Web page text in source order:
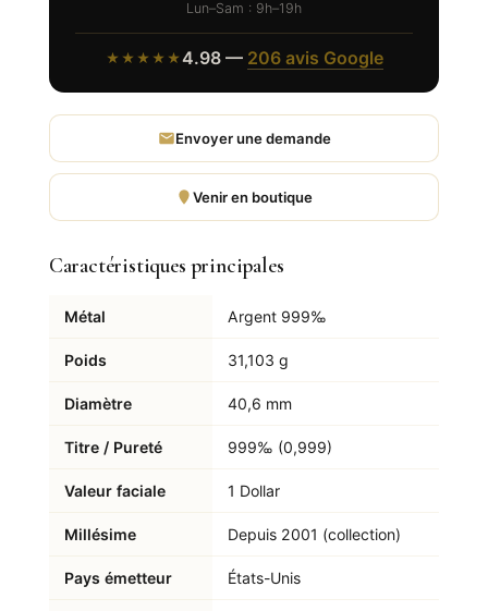
Lun–Sam : 9h–19h
★★★★★ 4.98 — 206 avis Google
Envoyer une demande
Venir en boutique
Caractéristiques principales
Métal Argent 999‰
Poids 31,103 g
Diamètre 40,6 mm
Titre / Pureté 999‰ (0,999)
Valeur faciale 1 Dollar
Millésime Depuis 2001 (collection)
Pays émetteur États-Unis